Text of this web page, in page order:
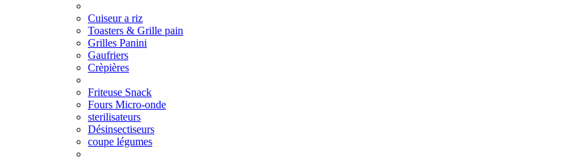
Cuiseur a riz
Toasters & Grille pain
Grilles Panini
Gaufriers
Crèpières
Friteuse Snack
Fours Micro-onde
sterilisateurs
Désinsectiseurs
coupe légumes